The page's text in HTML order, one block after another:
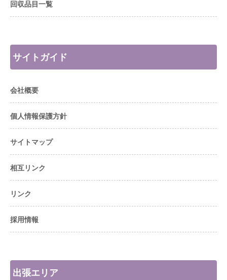
回収品目一覧
サイトガイド
会社概要
個人情報保護方針
サイトマップ
相互リンク
リンク
採用情報
出張エリア